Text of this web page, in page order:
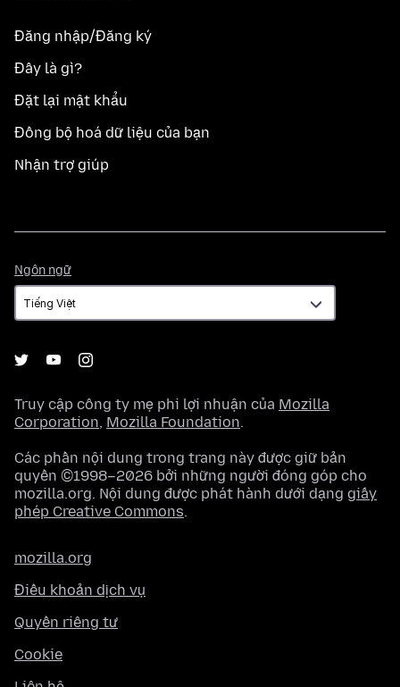
Đăng nhập/Đăng ký
Đây là gì?
Đặt lại mật khẩu
Đồng bộ hoá dữ liệu của bạn
Nhận trợ giúp
Ngôn ngữ
ngữ
Truy cập công ty mẹ phi lợi nhuận của Mozilla
Corporation, Mozilla Foundation.
Các phần nội dung trong trang này được giữ bản
quyền ©1998–2026 bởi những người đóng góp cho
mozilla.org. Nội dung được phát hành dưới dạng giấy
phép Creative Commons.
mozilla.org
Điều khoản dịch vụ
Quyền riêng tư
Cookie